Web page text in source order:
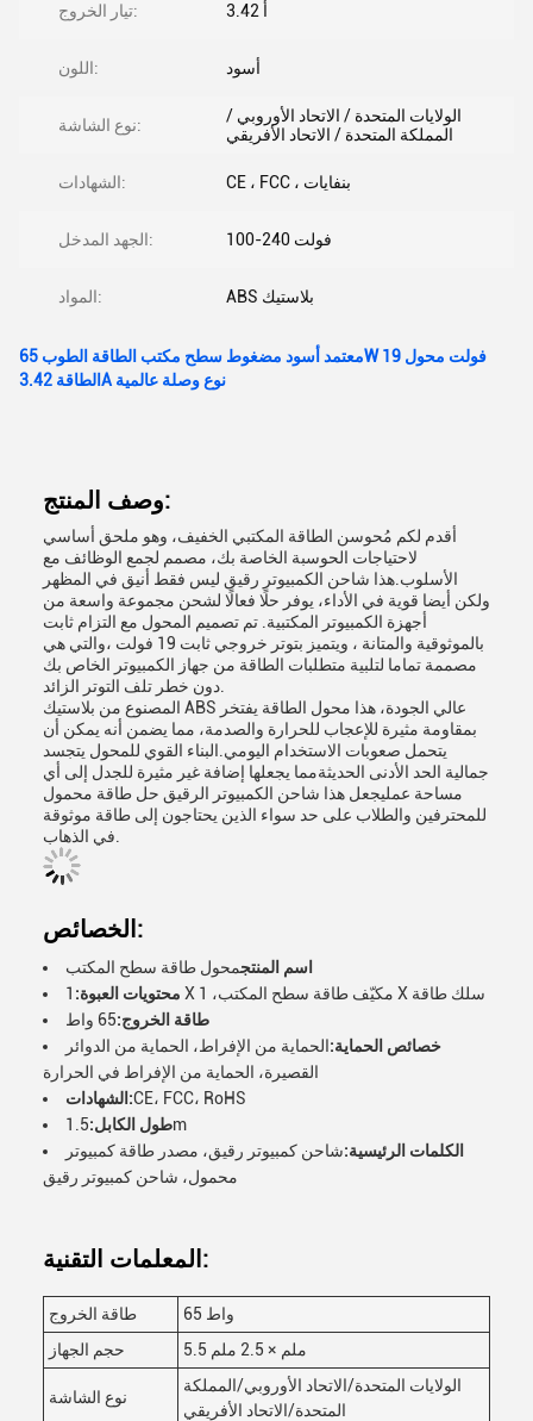
تيار الخروج: 3.42 أ
اللون: أسود
نوع الشاشة:
الولايات المتحدة / الاتحاد الأوروبي /
المملكة المتحدة / الاتحاد الأفريقي
الشهادات: CE ، FCC ، بنفايات
الجهد المدخل: 100-240 فولت
المواد: ABS بلاستيك
معتمد أسود مضغوط سطح مكتب الطاقة الطوب 65W 19 فولت محول
الطاقة 3.42A نوع وصلة عالمية
وصف المنتج:
أقدم لكم مُحوسن الطاقة المكتبي الخفيف، وهو ملحق أساسي
لاحتياجات الحوسبة الخاصة بك، مصمم لجمع الوظائف مع
الأسلوب.هذا شاحن الكمبيوتر رقيق ليس فقط أنيق في المظهر
ولكن أيضا قوية في الأداء، يوفر حلًا فعالًا لشحن مجموعة واسعة من
أجهزة الكمبيوتر المكتبية. تم تصميم المحول مع التزام ثابت
بالموثوقية والمتانة ، ويتميز بتوتر خروجي ثابت 19 فولت ،والتي هي
مصممة تماما لتلبية متطلبات الطاقة من جهاز الكمبيوتر الخاص بك
المصنوع من بلاستيك ABS عالي الجودة، هذا محول الطاقة يفتخر
بمقاومة مثيرة للإعجاب للحرارة والصدمة، مما يضمن أنه يمكن أن
يتحمل صعوبات الاستخدام اليومي.البناء القوي للمحول يتجسد
جمالية الحد الأدنى الحديثةمما يجعلها إضافة غير مثيرة للجدل إلى أي
مساحة عمليجعل هذا شاحن الكمبيوتر الرقيق حل طاقة محمول
للمحترفين والطلاب على حد سواء الذين يحتاجون إلى طاقة موثوقة
الخصائص:
اسم المنتجمحول طاقة سطح المكتب
محتويات العبوة:
1 X مكيّف طاقة سطح المكتب، 1 X سلك طاقة
طاقة الخروج:65 واط
خصائص الحماية:الحماية من الإفراط، الحماية من الدوائر
القصيرة، الحماية من الإفراط في الحرارة
الشهادات:CE، FCC، RoHS
طول الكابل:1.5m
الكلمات الرئيسية:شاحن كمبيوتر رقيق، مصدر طاقة كمبيوتر
محمول، شاحن كمبيوتر رقيق
المعلمات التقنية:
طاقة الخروج
65 واط
حجم الجهاز
5.5 ملم × 2.5 ملم
نوع الشاشة
الولايات المتحدة/الاتحاد الأوروبي/المملكة
المتحدة/الاتحاد الأفريقي